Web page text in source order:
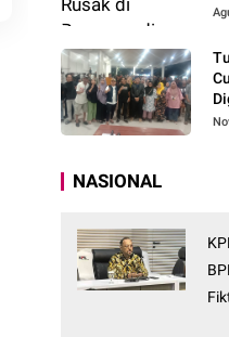
NASIONAL